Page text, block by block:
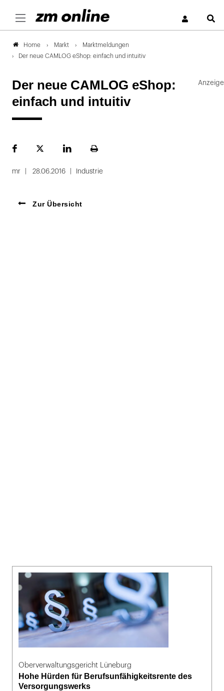
Home Markt
Marktmeldungen
Der neue CAMLOG eShop: einfach und intuitiv
Der neue CAMLOG eShop:
einfach und intuitiv
FacebookPlattformLinekdInSeite
mr 28.06.2016 Industrie
Zur Übersicht
Oberverwaltungsgericht Lüneburg
Hohe Hürden für Berufsunfähigkeitsrente des
Versorgungswerks